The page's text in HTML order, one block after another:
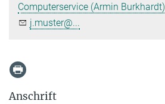
Computerservice (Armin Burkhardt)
j.muster@...
Anschrift